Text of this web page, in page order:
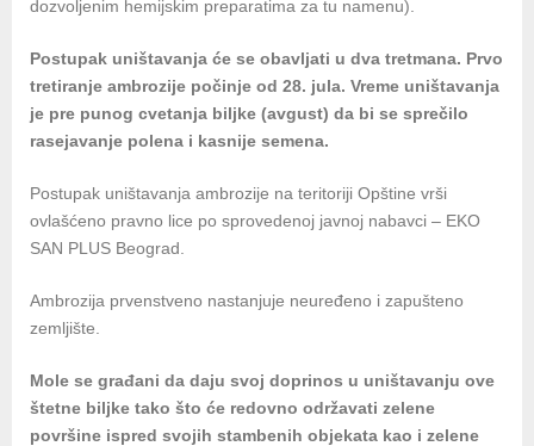
dozvoljenim hemijskim preparatima za tu namenu).
Postupak uništavanja će se obavljati u dva tretmana. Prvo
tretiranje ambrozije počinje od 28. jula. Vreme uništavanja
je pre punog cvetanja biljke (avgust) da bi se sprečilo
rasejavanje polena i kasnije semena.
Postupak uništavanja ambrozije na teritoriji Opštine vrši
ovlašćeno pravno lice po sprovedenoj javnoj nabavci – EKO
SAN PLUS Beograd.
Ambrozija prvenstveno nastanjuje neuređeno i zapušteno
zemljište.
Mole se građani da daju svoj doprinos u uništavanju ove
štetne biljke tako što će redovno održavati zelene
površine ispred svojih stambenih objekata kao i zelene